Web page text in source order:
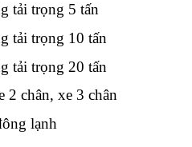
tải trọng 5 tấn
tải trọng 10 tấn
tải trọng 20 tấn
2 chân, xe 3 chân
lạnh